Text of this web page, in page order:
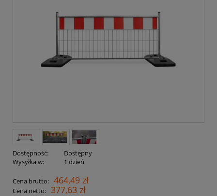
Dostępność:
Dostępny
Wysyłka w:
1 dzień
Cena brutto: 464,49 zł
Cena netto: 377,63 zł